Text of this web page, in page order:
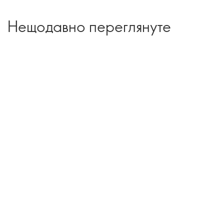
Нещодавно переглянуте